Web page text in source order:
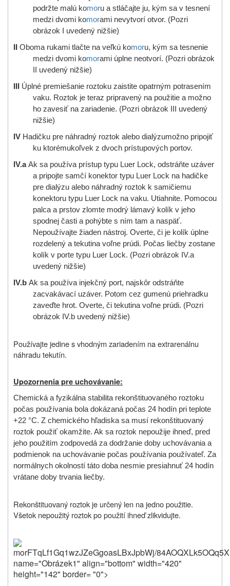
podržte malú komoru a stláčajte ju, kým sa v tesnení
medzi dvomi komorami nevytvorí otvor. (Pozri
obrázok I uvedený nižšie)
Oboma rukami tlačte na veľkú komoru, kým sa tesnenie
medzi dvomi komorami úplne neotvorí. (Pozri obrázok
II uvedený nižšie)
Úplné premiešanie roztoku zaistite opatrným potrasením
vaku. Roztok je teraz pripravený na použitie a možno
ho zavesiť na zariadenie. (Pozri obrázok III uvedený
nižšie)
IV Hadičku pre náhradný roztok alebo dialýzumožno pripojiť
ku ktorémukoľvek z dvoch prístupových portov.
IV.a Ak sa používa prístup typu Luer Lock, odstráňte uzáver
a pripojte samčí konektor typu Luer Lock na hadičke
pre dialýzu alebo náhradný roztok k samičiemu
konektoru typu Luer Lock na vaku. Utiahnite. Pomocou
palca a prstov zlomte modrý lámavý kolík v jeho
spodnej časti a pohýbte s ním tam a naspäť.
Nepoužívajte žiaden nástroj. Overte, či je kolík úplne
rozdelený a tekutina voľne prúdi. Počas liečby zostane
kolík v porte typu Luer Lock. (Pozri obrázok IV.a
uvedený nižšie)
IV.b Ak sa používa injekčný port, najskôr odstráňte
zacvakávací uzáver. Potom cez gumenú priehradku
zaveďte hrot. Overte, či tekutina voľne prúdi. (Pozri
obrázok IV.b uvedený nižšie)
Používajte jedine s vhodným zariadením na extrarenálnu
náhradu tekutín.
Upozornenia pre uchovávanie:
Chemická a fyzikálna stabilita rekonštituovaného roztoku
počas používania bola dokázaná počas 24 hodín pri teplote
+22 °C. Z chemického hľadiska sa musí rekonštituovaný
roztok použiť okamžite. Ak sa roztok nepoužije ihneď, pred
jeho použitím zodpovedá za dodržanie doby uchovávania a
podmienok na uchovávanie počas používania používateľ. Za
normálnych okolností táto doba nesmie presiahnuť 24 hodín
vrátane doby trvania liečby.
Rekonštituovaný roztok je určený len na jedno použitie.
Všetok nepoužitý roztok po použití ihneď zlikvidujte.